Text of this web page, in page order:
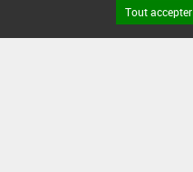
COMMENTAIRE :
Arrosage
Tout accepter